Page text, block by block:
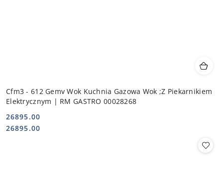
Cfm3 - 612 Gemv Wok Kuchnia Gazowa Wok ;Z Piekarnikiem
Elektrycznym | RM GASTRO 00028268
Cena:
26895.00
Cena:
26895.00